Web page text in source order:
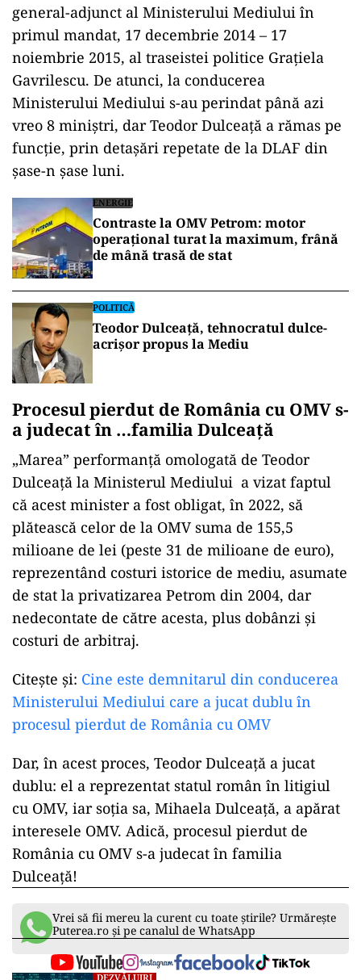
general-adjunct al Ministerului Mediului în
primul mandat, 17 decembrie 2014 – 17
noiembrie 2015, al traseistei politice Grațiela
Gavrilescu. De atunci, la conducerea
Ministerului Mediului s-au perindat până azi
vreo 8 miniștri, dar Teodor Dulceață a rămas pe
funcție, prin detașări repetate de la DLAF din
șase-n șase luni.
ENERGIE
Contraste la OMV Petrom: motor
operațional turat la maximum, frână
de mână trasă de stat
POLITICĂ
Teodor Dulceață, tehnocratul dulce-
acrișor propus la Mediu
Procesul pierdut de România cu OMV s-
a judecat în …familia Dulceață
„Marea” performanță omologată de Teodor
Dulceață la Ministerul Mediului a vizat faptul
că acest minister a fost obligat, în 2022, să
plătească celor de la OMV suma de 155,5
milioane de lei (peste 31 de milioane de euro),
reprezentând costuri istorice de mediu, asumate
de stat la privatizarea Petrom din 2004, dar
nedecontate de către acesta, plus dobânzi și
costuri de arbitraj.
Citește și: Cine este demnitarul din conducerea
Ministerului Mediului care a jucat dublu în
procesul pierdut de România cu OMV
Dar, în acest proces, Teodor Dulceață a jucat
dublu: el a reprezentat statul român în litigiul
cu OMV, iar soția sa, Mihaela Dulceață, a apărat
interesele OMV. Adică, procesul pierdut de
România cu OMV s-a judecat în familia
Dulceață!
Vrei să fii mereu la curent cu toate știrile? Urmărește
Puterea.ro și pe canalul de WhatsApp
DEZVĂLUIRI